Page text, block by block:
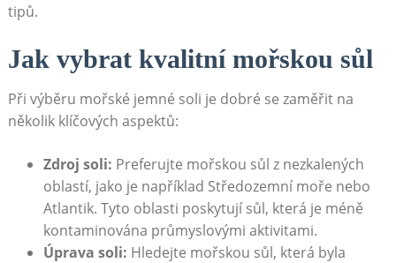
tipů.
Jak vybrat kvalitní mořskou sůl
Při výběru mořské jemné soli je dobré se zaměřit na
několik klíčových aspektů:
Zdroj soli: Preferujte mořskou sůl z nezkalených
oblastí, jako je například Středozemní moře nebo
Atlantik. Tyto oblasti poskytují sůl, která je méně
kontaminována průmyslovými aktivitami.
Úprava soli: Hledejte mořskou sůl, která byla